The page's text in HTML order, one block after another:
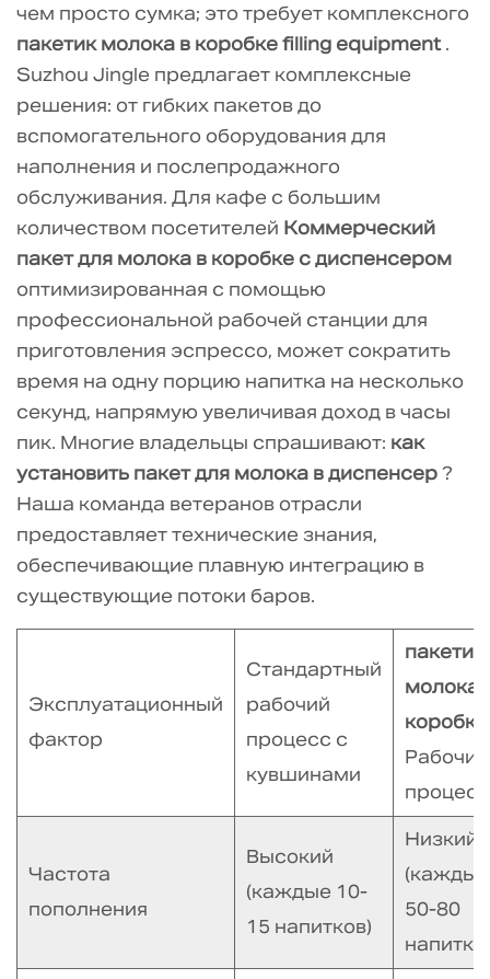
чем просто сумка; это требует комплексного
пакетик молока в коробке filling equipment.
Suzhou Jingle предлагает комплексные
решения: от гибких пакетов до
вспомогательного оборудования для
наполнения и послепродажного
обслуживания. Для кафе с большим
количеством посетителей Коммерческий
пакет для молока в коробке с диспенсером
оптимизированная с помощью
профессиональной рабочей станции для
приготовления эспрессо, может сократить
время на одну порцию напитка на несколько
секунд, напрямую увеличивая доход в часы
пик. Многие владельцы спрашивают: как
установить пакет для молока в диспенсер?
Наша команда ветеранов отрасли
предоставляет технические знания,
обеспечивающие плавную интеграцию в
существующие потоки баров.
Эксплуатационный
фактор
Стандартный
рабочий
процесс с
кувшинами
пакетик
молока
коробке
Рабочий
процесс
Частота
пополнения
Высокий
(каждые 10-
15 напитков)
Низкий
(каждые
50-80